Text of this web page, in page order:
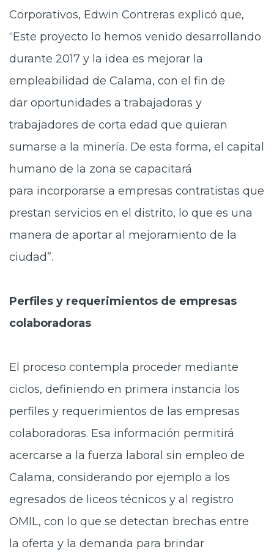
Corporativos, Edwin Contreras explicó que,
“Este proyecto lo hemos venido desarrollando
durante 2017 y la idea es mejorar la
empleabilidad de Calama, con el fin de
dar oportunidades a trabajadoras y
trabajadores de corta edad que quieran
sumarse a la minería. De esta forma, el capital
humano de la zona se capacitará
para incorporarse a empresas contratistas que
prestan servicios en el distrito, lo que es una
manera de aportar al mejoramiento de la
ciudad”.
Perfiles y requerimientos de empresas
colaboradoras
El proceso contempla proceder mediante
ciclos, definiendo en primera instancia los
perfiles y requerimientos de las empresas
colaboradoras. Esa información permitirá
acercarse a la fuerza laboral sin empleo de
Calama, considerando por ejemplo a los
egresados de liceos técnicos y al registro
OMIL, con lo que se detectan brechas entre
la oferta y la demanda para brindar